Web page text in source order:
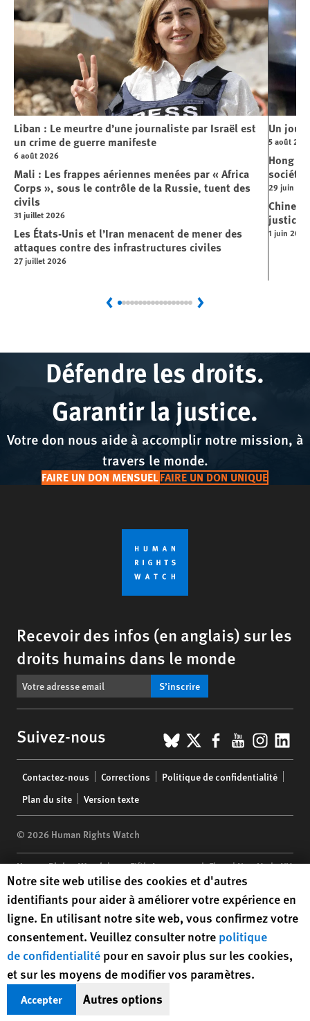
Liban : Le meurtre d’une journaliste par Israël est
un crime de guerre manifeste
6 août 2026
Mali : Les frappes aériennes menées par « Africa
Corps », sous le contrôle de la Russie, tuent des
civils
31 juillet 2026
Les États-Unis et l’Iran menacent de mener des
attaques contre des infrastructures civiles
27 juillet 2026
Un
5 août
Hong
société
29 juin
Chine :
justice
1 juin 2026
Previous Next
Défendre les droits.
Garantir la justice.
Votre don nous aide à accomplir notre mission, à
travers le monde.
FAIRE UN DON MENSUELFAIRE UN DON UNIQUE
Recevoir des infos (en anglais) sur les
droits humains dans le monde
S’inscrire
Suivez-nous BlueSky
X Facebook
YouTube
menu
Contactez-nous Corrections
Politique de confidentialité
Plan du site
Version texte
© 2026 Human Rights Watch
Human Rights Watch| 350 Fifth Avenue, 34th Floor | New York,NY
10118-3299USA |t1.212.290.4700
Human Rights Watchis a 501(C)(3) nonprofit registered in the US
under EIN: 13-2875808
Human Rights Watch cookie preferences
Notre site web utilise des cookies et d'autres
identifiants pour aider à améliorer votre expérience en
ligne. En utilisant notre site web, vous confirmez votre
consentement. Veuillez consulter notre politique
de confidentialité pour en savoir plus sur les cookies,
et sur les moyens de modifier vos paramètres.
Accepter Autres options